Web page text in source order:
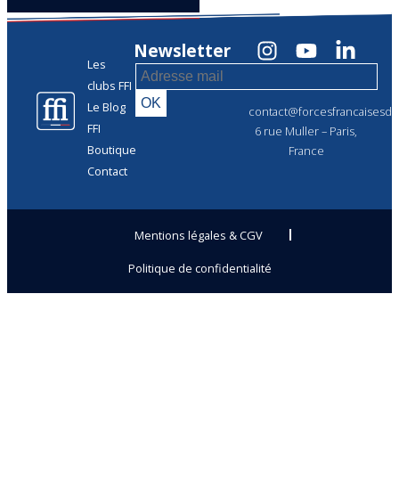
Les
clubs FFI
Le Blog
FFI
Boutique
Contact
6 rue Muller – Paris,
France
Newsletter
Mentions légales & CGV
Politique de confidentialité